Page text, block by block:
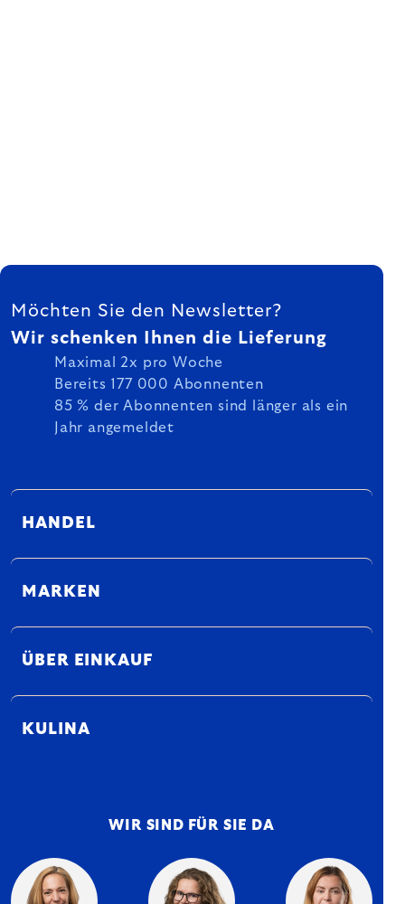
FUSSZEILE
Möchten Sie den Newsletter?
Wir schenken Ihnen die Lieferung
Maximal 2x pro Woche
Bereits 177 000 Abonnenten
85 % der Abonnenten sind länger als ein
Jahr angemeldet
HANDEL
MARKEN
ÜBER EINKAUF
KULINA
WIR SIND FÜR SIE DA